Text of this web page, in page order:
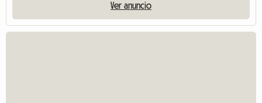
Ver anuncio